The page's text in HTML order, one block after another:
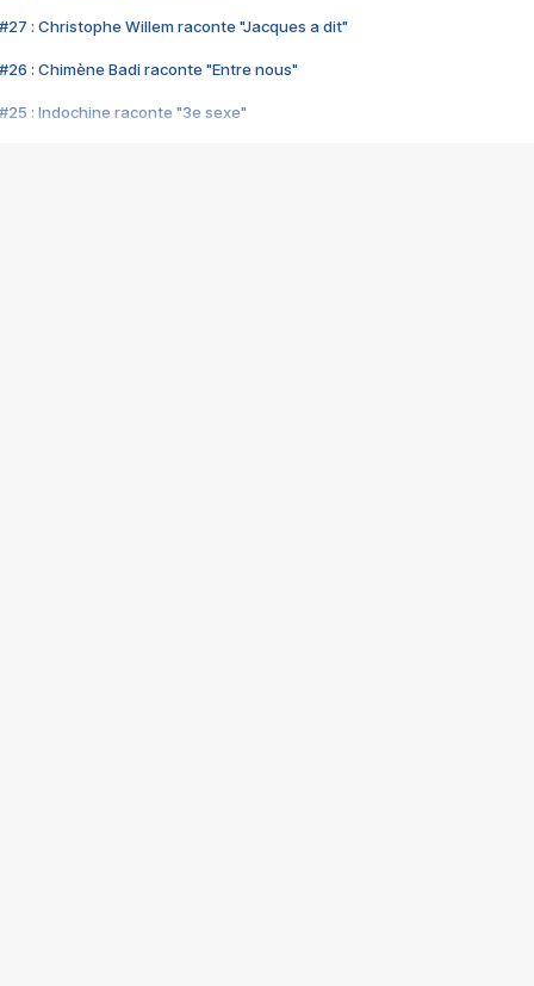
#27 : Christophe Willem raconte "Jacques a dit"
#26 : Chimène Badi raconte "Entre nous"
#25 : Indochine raconte "3e sexe"